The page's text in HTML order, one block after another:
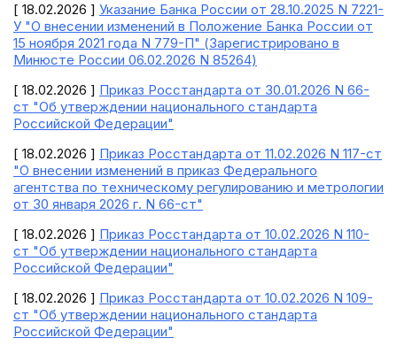
[ 18.02.2026 ] Указание Банка России от 28.10.2025 N 7221-
У "О внесении изменений в Положение Банка России от
15 ноября 2021 года N 779-П" (Зарегистрировано в
Минюсте России 06.02.2026 N 85264)
[ 18.02.2026 ] Приказ Росстандарта от 30.01.2026 N 66-
ст "Об утверждении национального стандарта
Российской Федерации"
[ 18.02.2026 ] Приказ Росстандарта от 11.02.2026 N 117-ст
"О внесении изменений в приказ Федерального
агентства по техническому регулированию и метрологии
от 30 января 2026 г. N 66-ст"
[ 18.02.2026 ] Приказ Росстандарта от 10.02.2026 N 110-
ст "Об утверждении национального стандарта
Российской Федерации"
[ 18.02.2026 ] Приказ Росстандарта от 10.02.2026 N 109-
ст "Об утверждении национального стандарта
Российской Федерации"